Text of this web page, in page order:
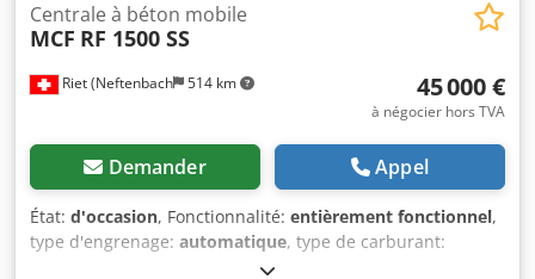
Riet (Neftenbach 514 km
Centrale à béton mobile
MCF RF 1500 SS
45 000 €
à négocier hors TVA
Demander Appel
État: d'occasion, Fonctionnalité: entièrement fonctionnel,
type d'engrenage: automatique, type de carburant:
, Année de construction: